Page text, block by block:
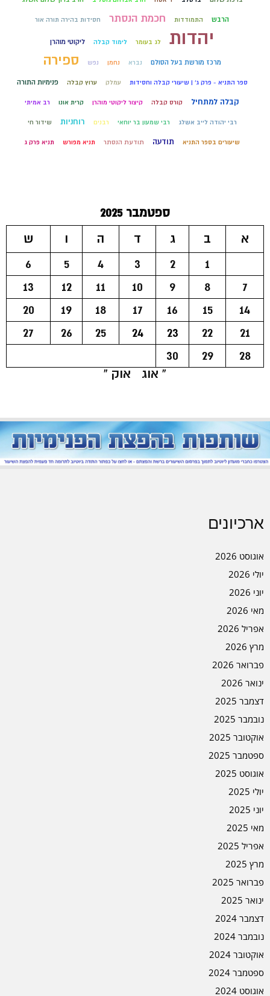
הרבש התמודדות חכמת הנסתר חסידות בהירה תורה אור
יהדות לג בעומר לימוד קבלה ליקוטי מוהרן
מרכז מורשת בעל הסולם נברא נחמן נפש ספירה
ספר התניא - פרק ג' | שיעורי קבלה וחסידות עמלק ערוץ קבלה פנימיות התורה
קבלה למתחיל קורס קבלה קיצור ליקוטי מוהרן קרית אונו רב אמיתי
רבי יהודה לייב אשלג רבי שמעון בר יוחאי רבנים רוחניות שידור חי
שיעורים בספר התניא תודעה תודעת הנסתר תניא מפורש תניא פרק ג
ספטמבר 2025
א
ב ג ד ה ו
ש
1
2
3
4
5
6
7
8
9
10
11
12
13
14
15
16
17
18
19
20
21
22
23
24
25
26
27
28
29
30
« אוג
אוק »
ארכיונים
אוגוסט 2026
יולי 2026
יוני 2026
מאי 2026
אפריל 2026
מרץ 2026
פברואר 2026
ינואר 2026
דצמבר 2025
נובמבר 2025
אוקטובר 2025
ספטמבר 2025
אוגוסט 2025
יולי 2025
יוני 2025
מאי 2025
אפריל 2025
מרץ 2025
פברואר 2025
ינואר 2025
דצמבר 2024
נובמבר 2024
אוקטובר 2024
ספטמבר 2024
אוגוסט 2024